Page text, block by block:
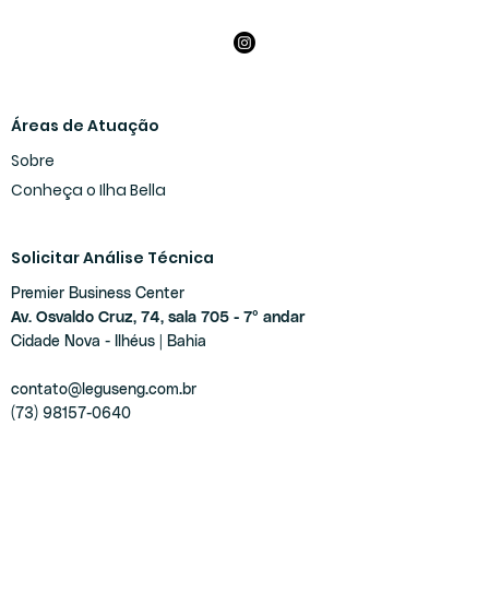
Áreas de Atuação
Sobre
Conheça o Ilha Bella
Solicitar Análise Técnica
Premier Business Center
Av. Osvaldo Cruz, 74, sala 705 - 7° andar
Cidade Nova - Ilhéus | Bahia
contato@leguseng.com.br
(73) 98157-0640